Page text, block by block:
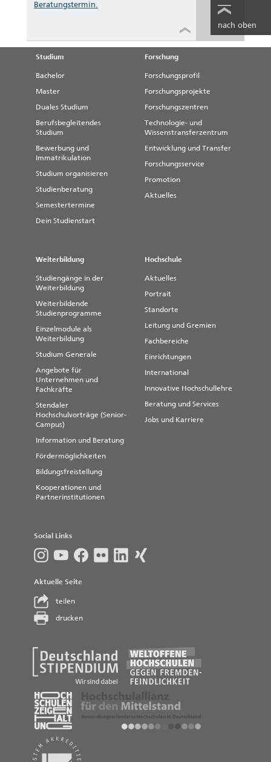
Beratungstermin.
nach oben
Studium
Bachelor
Master
Duales Studium
Berufsbegleitendes
Studium
Bewerbung und
Immatrikulation
Studium organisieren
Studienberatung
Semestertermine
Dein Studienstart
Forschung
Forschungsprofil
Forschungsprojekte
Forschungszentren
Technologie- und
Wissenstransferzentrum
Entwicklung und Transfer
Forschungsservice
Promotion
Aktuelles
Weiterbildung
Studiengänge in der
Weiterbildung
Weiterbildende
Studienprogramme
Einzelmodule als
Weiterbildung
Studium Generale
Angebote für
Unternehmen und
Fachkräfte
Stendaler
Hochschulvorträge (Senior-
Campus)
Information und Beratung
Fördermöglichkeiten
Bildungsfreistellung
Kooperationen und
Partnerinstitutionen
Hochschule
Aktuelles
Portrait
Standorte
Leitung und Gremien
Fachbereiche
Einrichtungen
International
Innovative Hochschullehre
Beratung und Services
Jobs und Karriere
Social Links
Aktuelle Seite
teilen
drucken